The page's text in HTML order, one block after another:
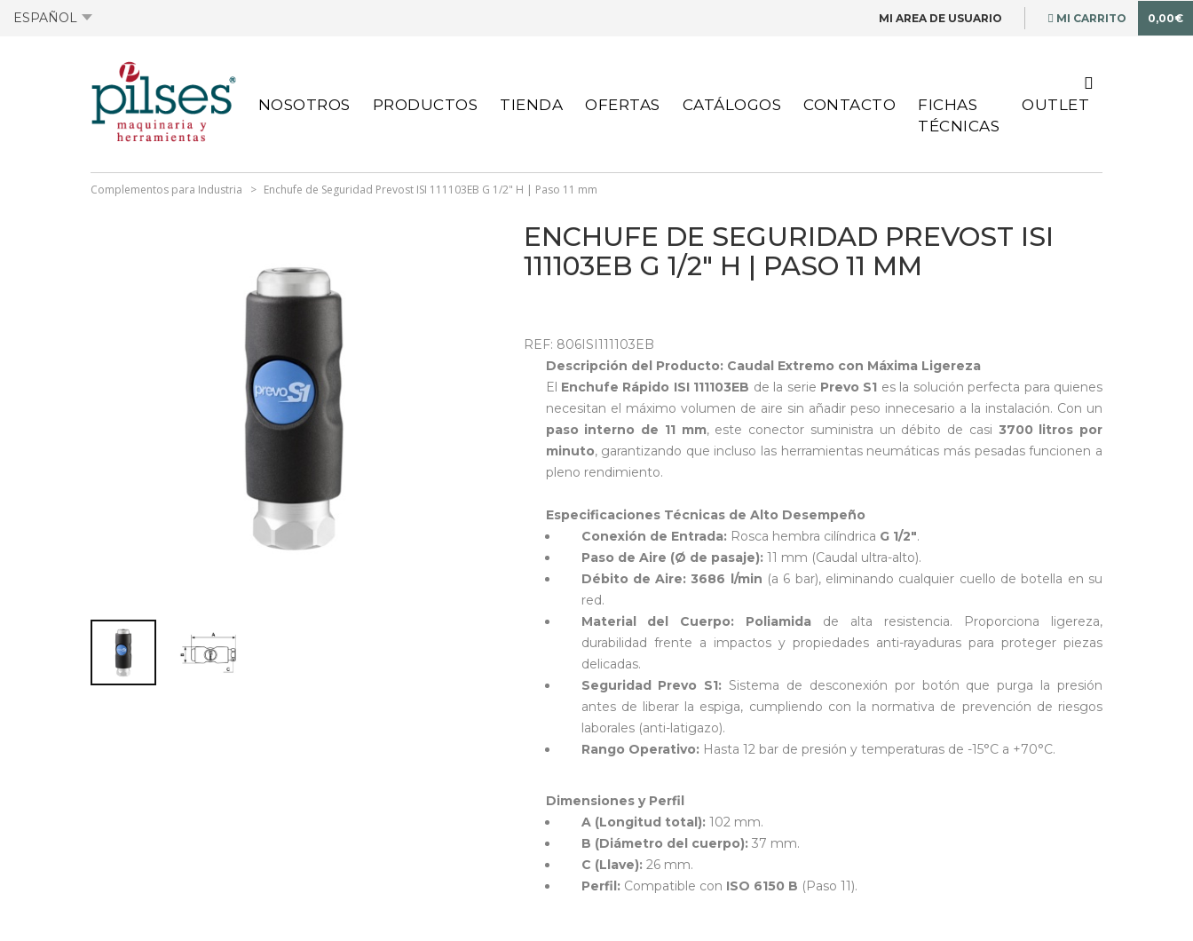
ESPAÑOL MI CARRITO 0,00€
MI AREA DE USUARIO
NOSOTROS PRODUCTOS TIENDA OFERTAS
OFERTAS ACTIVAS OFERTAS ANTIGUAS CATÁLOGOS CONTACTO
FICHAS
TÉCNICAS
FICHAS TÉCNICAS
ACTIVAS
FICHAS TÉCNICAS
OUTLET
Complementos para Industria Enchufe de Seguridad Prevost ISI 111103EB G 1/2" H | Paso 11 mm
ENCHUFE DE SEGURIDAD PREVOST ISI
111103EB G 1/2" H | PASO 11 MM
REF: 806ISI111103EB
Descripción del Producto: Caudal Extremo con Máxima Ligereza
El Enchufe Rápido ISI 111103EB de la serie Prevo S1 es la solución perfecta para quienes
necesitan el máximo volumen de aire sin añadir peso innecesario a la instalación. Con un
paso interno de 11 mm, este conector suministra un débito de casi 3700 litros por
minuto, garantizando que incluso las herramientas neumáticas más pesadas funcionen a
pleno rendimiento.
Especificaciones Técnicas de Alto Desempeño
Conexión de Entrada: Rosca hembra cilíndrica G 1/2".
Paso de Aire (Ø de pasaje): 11 mm (Caudal ultra-alto).
Débito de Aire: 3686 l/min (a 6 bar), eliminando cualquier cuello de botella en su
red.
Material del Cuerpo:
Poliamida de alta resistencia. Proporciona ligereza,
durabilidad frente a impactos y propiedades anti-rayaduras para proteger piezas
delicadas.
Seguridad Prevo S1: Sistema de desconexión por botón que purga la presión
antes de liberar la espiga, cumpliendo con la normativa de prevención de riesgos
laborales (anti-latigazo).
Rango Operativo: Hasta 12 bar de presión y temperaturas de -15°C a +70°C.
Dimensiones y Perfil
A (Longitud total): 102 mm.
B (Diámetro del cuerpo): 37 mm.
C (Llave): 26 mm.
Perfil: Compatible con ISO 6150 B (Paso 11).